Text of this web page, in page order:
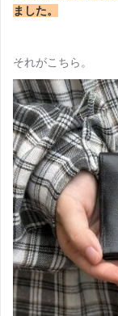
ました。
それがこちら。